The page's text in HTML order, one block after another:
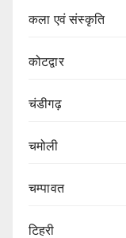
कला एवं संस्कृति
कोटद्वार
चंडीगढ़
चमोली
चम्पावत
टिहरी